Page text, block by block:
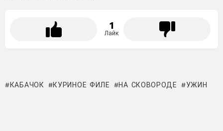
1
Лайк
КАБАЧОК КУРИНОЕ ФИЛЕ НА СКОВОРОДЕ УЖИН